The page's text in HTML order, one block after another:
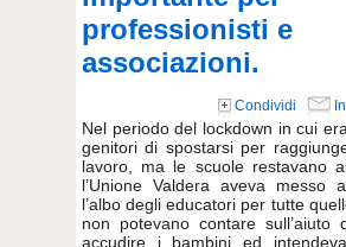
professionisti e
associazioni.
Condividi
Nel periodo del lockdown in cui
genitori di spostarsi per
lavoro, ma le scuole restavano
l’Unione Valdera aveva messo
l’albo degli educatori per tutte
non potevano contare sull’aiuto
accudire i bambini ed